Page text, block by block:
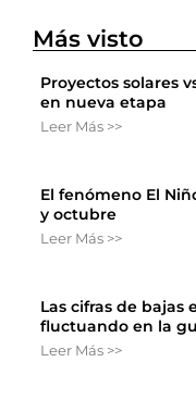
Más visto
Proyectos solares
en nueva etapa
Leer Más >>
El fenómeno El
y octubre
Leer Más >>
Las cifras de bajas
fluctuando en la
Leer Más >>